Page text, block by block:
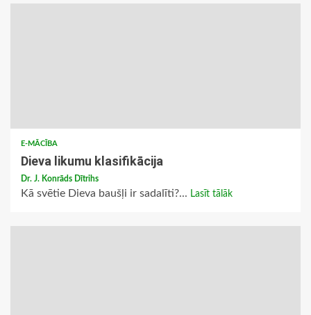
E-MĀCĪBA
Dieva likumu klasifikācija
Dr. J. Konrāds Dītrihs
Kā svētie Dieva baušļi ir sadalīti?... Lasīt tālāk